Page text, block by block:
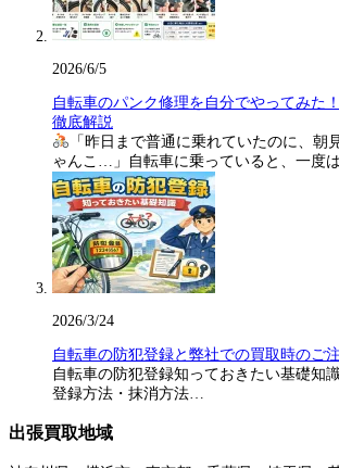
2026/6/5
自転車のパンク修理を自分でやってみた
徹底解説
「昨日まで普通に乗れていたのに、朝
ゃんこ…」自転車に乗っていると、一度
2026/3/24
自転車の防犯登録と弊社での買取時のご
自転車の防犯登録知っておきたい基礎知
登録方法・抹消方法…
出張買取地域